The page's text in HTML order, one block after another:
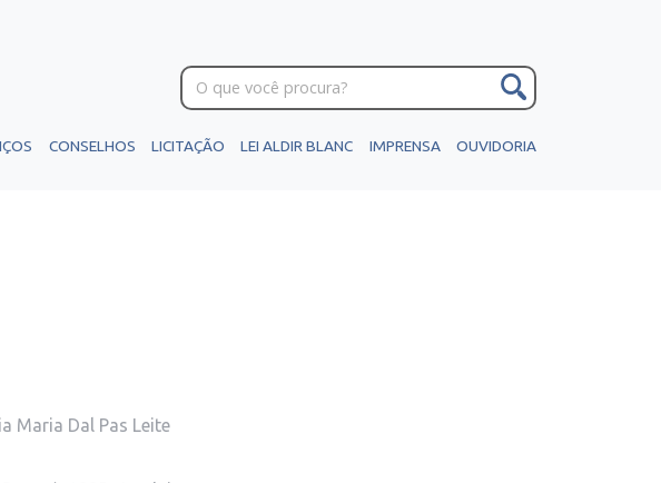
CONSELHOS LICITAÇÃO LEI ALDIR BLANC IMPRENSA OUVIDORIA
Maria Dal Pas Leite